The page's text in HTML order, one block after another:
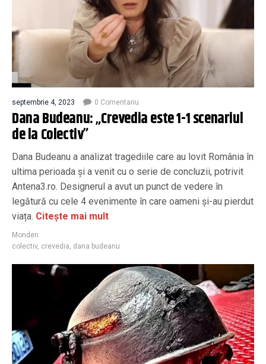
septembrie 4, 2023 0 Comentariu
Dana Budeanu: „Crevedia este 1-1 scenariul
de la Colectiv”
Dana Budeanu a analizat tragediile care au lovit România în
ultima perioada şi a venit cu o serie de concluzii, potrivit
Antena3.ro. Designerul a avut un punct de vedere în
legătură cu cele 4 evenimente în care oameni și-au pierdut
viața. Citește mai mult
Monden
colectiv, crevedia, dana budeanu